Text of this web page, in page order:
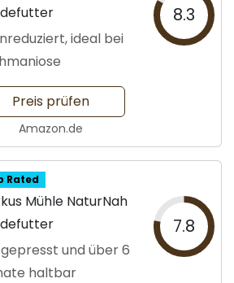
ideal bei
8.3
Preis prüfen
Amazon.de
Rated
Mühle NaturNah
und über 6
haltbar
7.8